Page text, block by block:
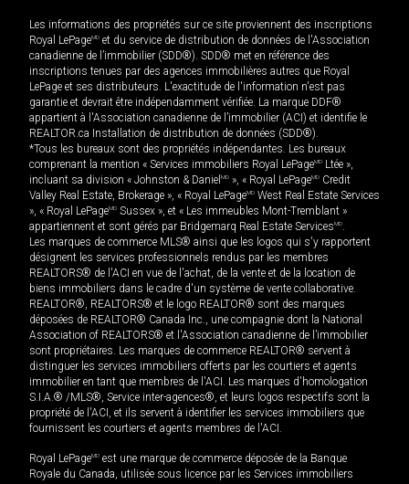
Les informations des propriétés sur ce site proviennent des inscriptions
Royal LePageMD et du service de distribution de données de l'Association
canadienne de l’immobilier (SDD®). SDD® met en référence des
inscriptions tenues par des agences immobilières autres que Royal
LePage et ses distributeurs. L'exactitude de l'information n'est pas
garantie et devrait être indépendamment vérifiée. La marque DDF®
appartient à l'Association canadienne de l’immobilier (ACI) et identifie le
REALTOR.ca Installation de distribution de données (SDD®).
*Tous les bureaux sont des propriétés indépendantes. Les bureaux
comprenant la mention « Services immobiliers Royal LePageMD Ltée »,
incluant sa division « Johnston & Daniel MD », « Royal LePageMD Credit
Valley Real Estate, Brokerage », « Royal LePageMD West Real Estate Services
», « Royal LePageMD Sussex », et « Les immeubles Mont-Tremblant »
appartiennent et sont gérés par Bridgemarq Real Estate ServicesMD
Les marques de commerce MLS® ainsi que les logos qui s'y rapportent
désignent les services professionnels rendus par les membres
REALTORS® de l'ACI en vue de l'achat, de la vente et de la location de
biens immobiliers dans le cadre d'un système de vente collaborative.
REALTOR®, REALTORS® et le logo REALTOR® sont des marques
déposées de REALTOR® Canada Inc., une compagnie dont la National
Association of REALTORS® et l'Association canadienne de l’immobilier
sont propriétaires. Les marques de commerce REALTOR® servent à
distinguer les services immobiliers offerts par les courtiers et agents
immobilier en tant que membres de l'ACI. Les marques d'homologation
S.I.A.® /MLS®, Service inter-agences®, et leurs logos respectifs sont la
propriété de l'ACI, et ils servent à identifier les services immobiliers que
fournissent les courtiers et agents membres de l'ACI.
Royal LePageMD est une marque de commerce déposée de la Banque
Royale du Canada, utilisée sous licence par les Services immobiliers